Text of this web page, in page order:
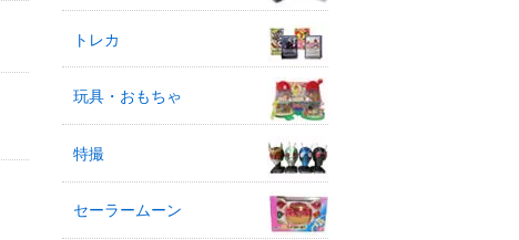
トレカ
玩具・おもちゃ
特撮
セーラームーン